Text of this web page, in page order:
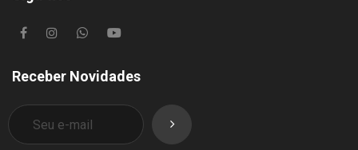
Receber Novidades